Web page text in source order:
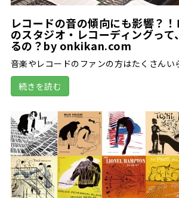
レコードの音の傾向にも影響？
のスタジオ・レコーディングって
るの？by onkikan.com
音楽やレコードのファンの方はたくさんい
続きを読む